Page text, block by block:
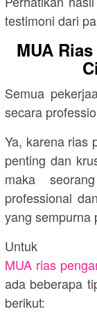
testimoni dari
MUA
Semua
secara
Ya, karena rias
penting dan
maka
professional
yang sempurna
Untuk
MUA rias
ada beberapa
berikut: